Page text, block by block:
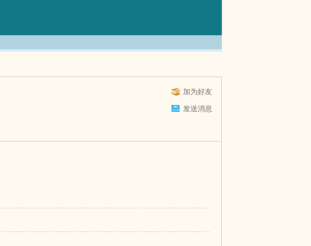
加为好友
发送消息